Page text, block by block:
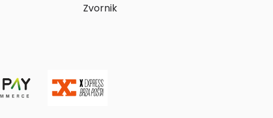
Zvornik